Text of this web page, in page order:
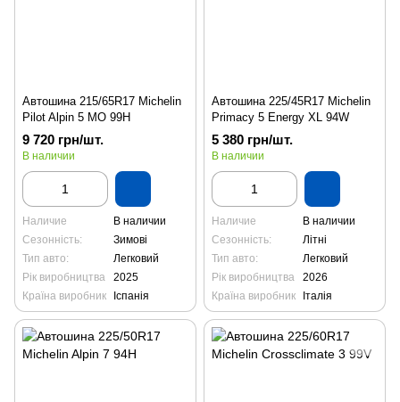
Автошина 215/65R17 Michelin
Pilot Alpin 5 MO 99H
9 720 грн/шт.
В наличии
Наличие
В наличии
Сезонність:
Зимові
Тип авто:
Легковий
Рік виробництва
2025
Країна виробник
Іспанія
Автошина 225/45R17 Michelin
Primacy 5 Energy XL 94W
5 380 грн/шт.
В наличии
Наличие
В наличии
Сезонність:
Літні
Тип авто:
Легковий
Рік виробництва
2026
Країна виробник
Італія